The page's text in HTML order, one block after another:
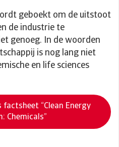
geboekt om de uitstoot
de industrie te
genoeg. In de woorden
is nog lang niet
en life sciences
factsheet “Clean Energy
Chemicals”